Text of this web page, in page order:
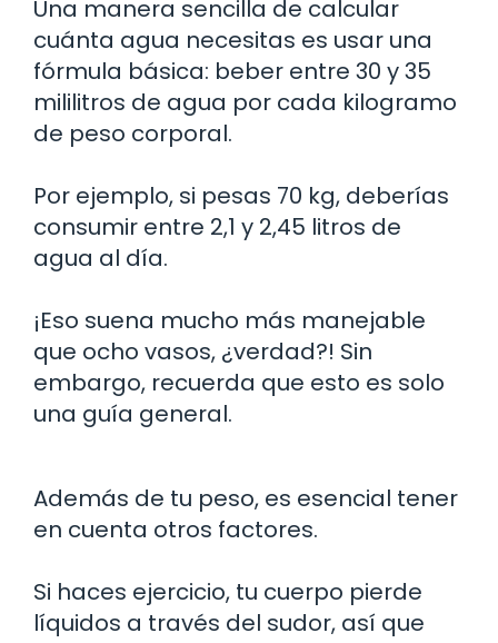
Una manera sencilla de calcular
cuánta agua necesitas es usar una
fórmula básica: beber entre 30 y 35
mililitros de agua por cada kilogramo
de peso corporal.
Por ejemplo, si pesas 70 kg, deberías
consumir entre 2,1 y 2,45 litros de
agua al día.
¡Eso suena mucho más manejable
que ocho vasos, ¿verdad?! Sin
embargo, recuerda que esto es solo
una guía general.
Además de tu peso, es esencial tener
en cuenta otros factores.
Si haces ejercicio, tu cuerpo pierde
líquidos a través del sudor, así que